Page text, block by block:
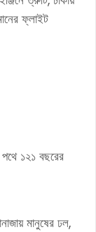
ফ্লাইট
পথে ১২১ বছরের
মানুষের ঢল,